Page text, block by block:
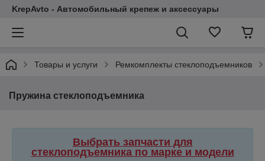
KrepAvto - Автомобильный крепеж и аксессуары
Товары и услуги Ремкомплекты стеклоподъемников
Пружина стеклоподъемника
Выбрать запчасти для
стеклоподъемника по марке и модели